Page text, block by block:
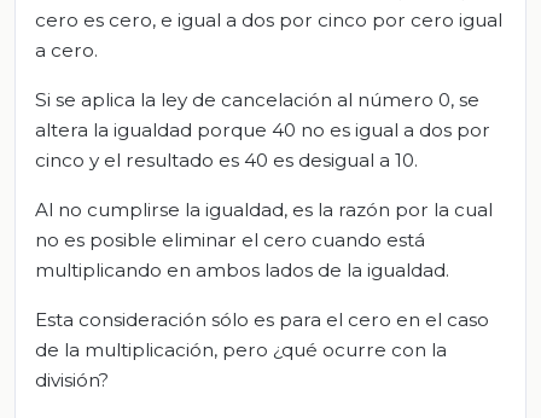
cero es cero, e igual a dos por cinco por cero igual
a cero.
Si se aplica la ley de cancelación al número 0, se
altera la igualdad porque 40 no es igual a dos por
cinco y el resultado es 40 es desigual a 10.
Al no cumplirse la igualdad, es la razón por la cual
no es posible eliminar el cero cuando está
multiplicando en ambos lados de la igualdad.
Esta consideración sólo es para el cero en el caso
de la multiplicación, pero ¿qué ocurre con la
división?